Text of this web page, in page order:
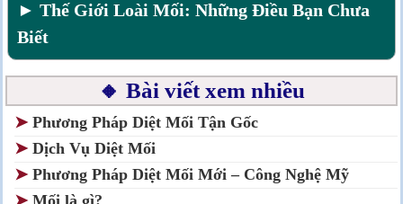
► Thế Giới Loài Mối: Những Điều Bạn Chưa
Biết
🔸 Bài viết xem nhiều
➤ Phương Pháp Diệt Mối Tận Gốc
➤ Dịch Vụ Diệt Mối
➤ Phương Pháp Diệt Mối Mới – Công Nghệ Mỹ
➤ Mối là gì?